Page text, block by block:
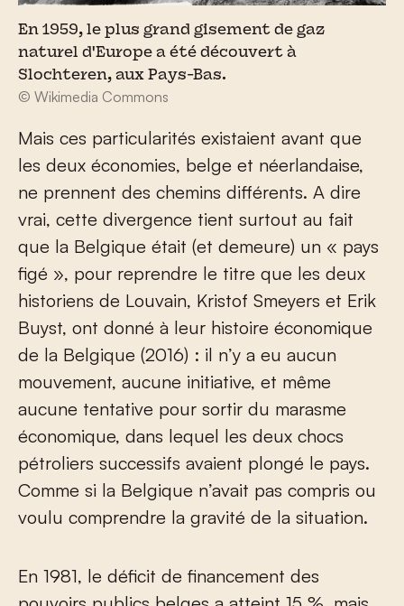
En 1959, le plus grand gisement de gaz
naturel d'Europe a été découvert à
Slochteren, aux Pays-Bas.
© Wikimedia Commons
Mais ces particularités existaient avant que
les deux économies, belge et néerlandaise,
ne prennent des chemins différents. A dire
vrai, cette divergence tient surtout au fait
que la Belgique était (et demeure) un « pays
figé », pour reprendre le titre que les deux
historiens de Louvain, Kristof Smeyers et Erik
Buyst, ont donné à leur histoire économique
de la Belgique (2016) : il n’y a eu aucun
mouvement, aucune initiative, et même
aucune tentative pour sortir du marasme
économique, dans lequel les deux chocs
pétroliers successifs avaient plongé le pays.
Comme si la Belgique n’avait pas compris ou
voulu comprendre la gravité de la situation.
En 1981, le déficit de financement des